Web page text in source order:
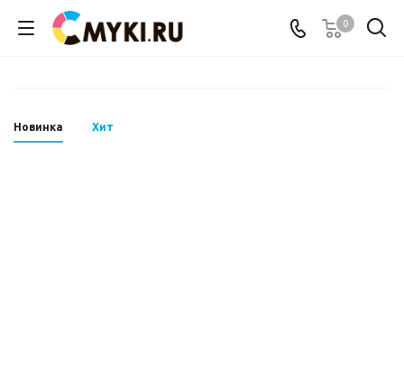
0
Новинка Хит